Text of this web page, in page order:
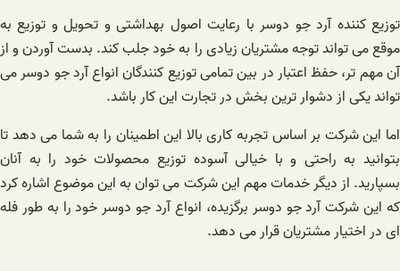
توزیع کننده آرد جو دوسر با رعایت اصول بهداشتی و تحویل و توزیع به
موقع می تواند توجه مشتریان زیادی را به خود جلب کند. بدست آوردن و از
آن مهم تر، حفظ اعتبار در بین تمامی توزیع کنندگان انواع آرد جو دوسر می
تواند یکی از دشوار ترین بخش در تجارت این کار باشد.
اما این شرکت بر اساس تجربه کاری بالا این اطمینان را به شما می دهد تا
بتوانید به راحتی و با خیالی آسوده توزیع محصولات خود را به آنان
بسپارید. از دیگر خدمات مهم این شرکت می توان به این موضوع اشاره کرد
که این شرکت آرد جو دوسر برگزیده، انواع آرد جو دوسر خود را به طور فله
ای در اختیار مشتریان قرار می دهد.